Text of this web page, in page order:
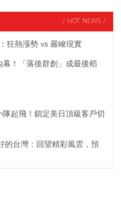
/ HOT NEWS /
狂熱漲勢 vs 嚴峻現實
！「落後群創」成最後稻
起飛！鎖定美日頂級客戶切
的台灣：回望精彩風雲，預